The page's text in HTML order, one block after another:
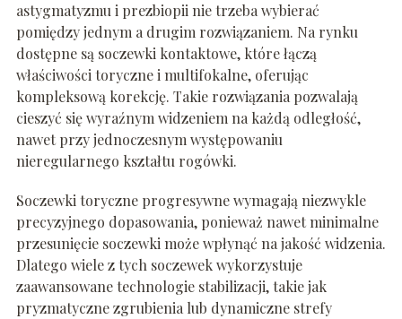
astygmatyzmu i prezbiopii nie trzeba wybierać
pomiędzy jednym a drugim rozwiązaniem. Na rynku
dostępne są soczewki kontaktowe, które łączą
właściwości toryczne i multifokalne, oferując
kompleksową korekcję. Takie rozwiązania pozwalają
cieszyć się wyraźnym widzeniem na każdą odległość,
nawet przy jednoczesnym występowaniu
nieregularnego kształtu rogówki.
Soczewki toryczne progresywne wymagają niezwykle
precyzyjnego dopasowania, ponieważ nawet minimalne
przesunięcie soczewki może wpłynąć na jakość widzenia.
Dlatego wiele z tych soczewek wykorzystuje
zaawansowane technologie stabilizacji, takie jak
pryzmatyczne zgrubienia lub dynamiczne strefy